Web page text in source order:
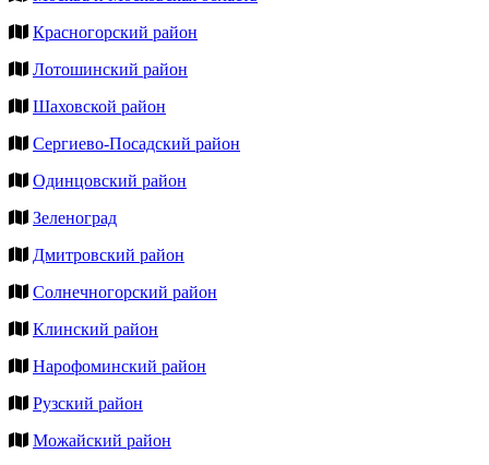
Красногорский район
Лотошинский район
Шаховской район
Сергиево-Посадский район
Одинцовский район
Зеленоград
Дмитровский район
Солнечногорский район
Клинский район
Нарофоминский район
Рузский район
Можайский район